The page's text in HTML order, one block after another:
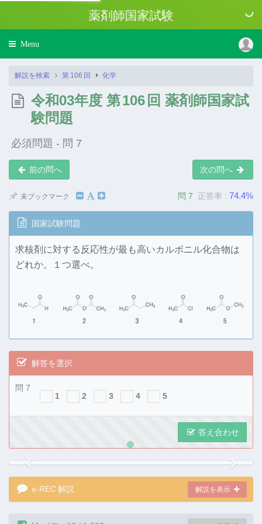
薬剤師国家試験
Toggle
Menu
解説を検索 第 106 回 化学
令和03年度 第106 回 薬剤師国家試
験問題
必須問題 - 問 7
前の問へ 次の問へ
未ブックマーク 問 7 正答率 : 74.4%
国家試験問題
求核剤に対する反応性が最も高いカルボニル化合物は
どれか。１つ選べ。
解答を選択
問 7
1
2 3 4 5
答え合わせ
Previous Next
解説を表示
e-REC解説